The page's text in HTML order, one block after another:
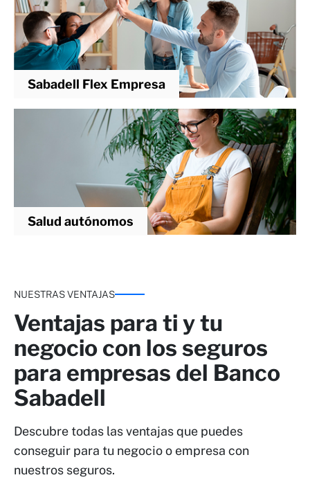
Sabadell Flex Empresa
Salud autónomos
NUESTRAS VENTAJAS
Ventajas para ti y tu
negocio con los seguros
para empresas del Banco
Sabadell
Descubre todas las ventajas que puedes
conseguir para tu negocio o empresa con
nuestros seguros.